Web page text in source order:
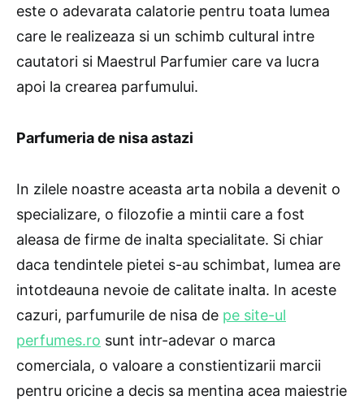
este o adevarata calatorie pentru toata lumea
care le realizeaza si un schimb cultural intre
cautatori si Maestrul Parfumier care va lucra
apoi la crearea parfumului.
Parfumeria de nisa astazi
In zilele noastre aceasta arta nobila a devenit o
specializare, o filozofie a mintii care a fost
aleasa de firme de inalta specialitate. Si chiar
daca tendintele pietei s-au schimbat, lumea are
intotdeauna nevoie de calitate inalta. In aceste
cazuri, parfumurile de nisa de pe site-ul
perfumes.ro sunt intr-adevar o marca
comerciala, o valoare a constientizarii marcii
pentru oricine a decis sa mentina acea maiestrie